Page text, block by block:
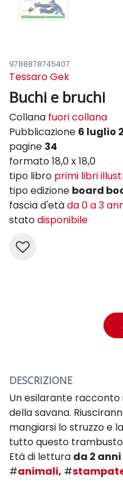
9788878745407
Tessaro Gek
Buchi e bruchi
Collana fuori collana
Pubblicazione 6 luglio
pagine 34
formato 18,0 x 18,0
tipo libro primi libri
tipo edizione board
fascia d'etàda 0 a 3
statodisponibile
DESCRIZIONE
Un esilarante
della savana.
mangiarsi lo struzzo e
tutto questo
Età di lettura da 2 anni
#animali, #